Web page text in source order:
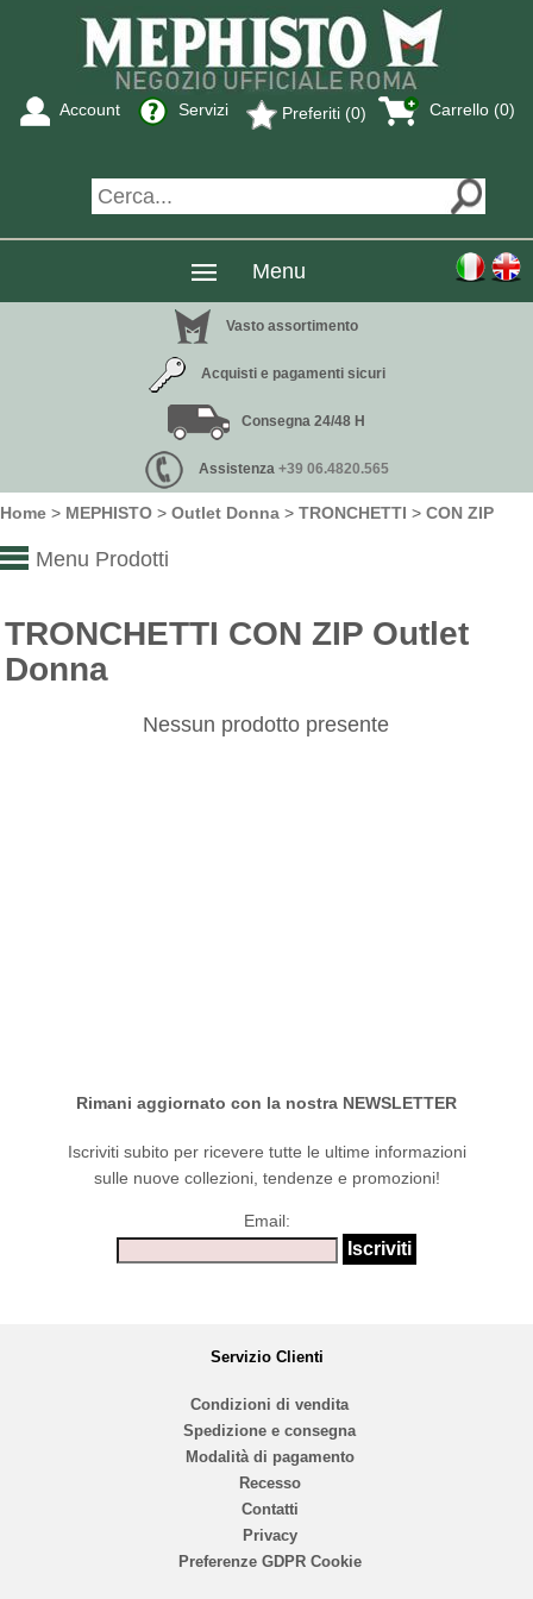
Carrello (0)
Preferiti (0)
Servizi
Account
Menu
Vasto assortimento
Acquisti e pagamenti sicuri
Consegna 24/48 H
Assistenza +39 06.4820.565
Home > MEPHISTO > Outlet Donna > TRONCHETTI > CON ZIP
Menu Prodotti
TRONCHETTI CON ZIP Outlet
Donna
Nessun prodotto presente
Rimani aggiornato con la nostra NEWSLETTER
Iscriviti subito per ricevere tutte le ultime informazioni
sulle nuove collezioni, tendenze e promozioni!
Email:
Servizio Clienti
Condizioni di vendita
Spedizione e consegna
Modalità di pagamento
Recesso
Contatti
Privacy
Preferenze GDPR Cookie